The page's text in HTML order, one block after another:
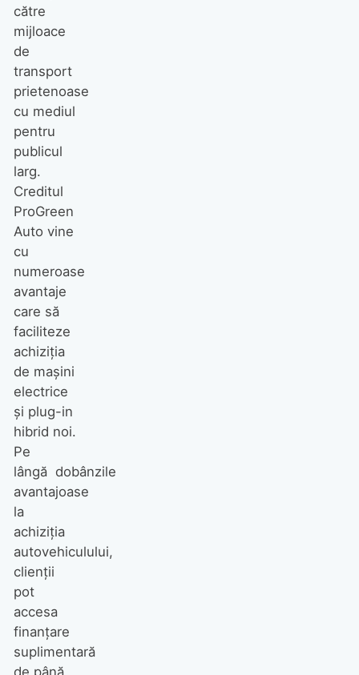
către
mijloace
de
transport
prietenoase
cu mediul
pentru
publicul
larg.
Creditul
ProGreen
Auto vine
cu
numeroase
avantaje
care să
faciliteze
achiziția
de mașini
electrice
și plug-in
hibrid noi.
Pe
lângă dobânzile
avantajoase
la
achiziția
autovehiculului,
clienții
pot
accesa
finanțare
suplimentară
de până